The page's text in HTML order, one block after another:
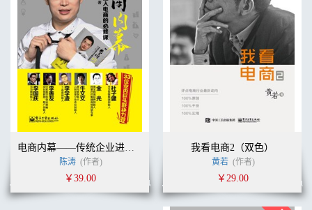
电商内幕——传统企业进入电商的必修课（双色）
陈涛 (作者)
￥39.00
我看电商2（双色）
黄若 (作者)
￥29.00